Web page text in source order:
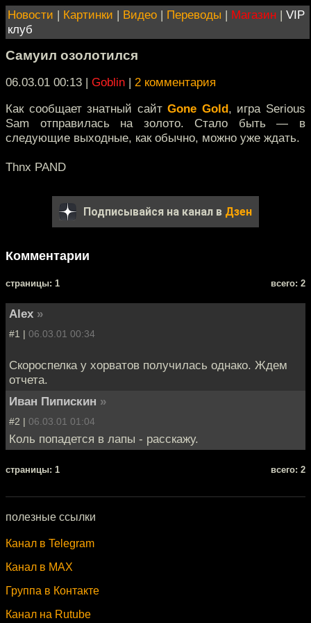
Новости | Картинки | Видео | Переводы | Магазин | VIP
клуб
Самуил озолотился
06.03.01 00:13 | Goblin | 2 комментария
Как сообщает знатный сайтGone Gold, игра Serious
Sam отправилась на золото. Стало быть — в
следующие выходные, как обычно, можно уже ждать.
Thnx PAND
Подписывайся на канал в Дзен
Комментарии
cтраницы: 1 всего: 2
Alex »
#1 | 06.03.01 00:34
Скороспелка у хорватов получилась однако. Ждем
отчета.
Иван Пипискин »
#2 | 06.03.01 01:04
Коль попадется в лапы - расскажу.
cтраницы: 1 всего: 2
полезные ссылки
Канал в Telegram
Канал в MAX
Группа в Контакте
Канал на Rutube